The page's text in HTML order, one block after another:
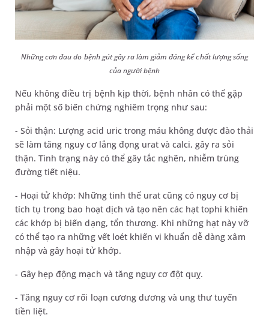
Những cơn đau do bệnh gút gây ra làm giảm đáng kể chất lượng sống
của người bệnh
Nếu không điều trị bệnh kịp thời, bệnh nhân có thể gặp
phải một số biến chứng nghiêm trọng như sau:
- Sỏi thận: Lượng acid uric trong máu không được đào thải
sẽ làm tăng nguy cơ lắng đọng urat và calci, gây ra sỏi
thận. Tình trạng này có thể gây tắc nghẽn, nhiễm trùng
đường tiết niệu.
- Hoại tử khớp: Những tinh thể urat cũng có nguy cơ bị
tích tụ trong bao hoạt dịch và tạo nên các hạt tophi khiến
các khớp bị biến dạng, tổn thương. Khi những hạt này vỡ
có thể tạo ra những vết loét khiến vi khuẩn dễ dàng xâm
nhập và gây hoại tử khớp.
- Gây hẹp động mạch và tăng nguy cơ đột quỵ.
- Tăng nguy cơ rối loạn cương dương và ung thư tuyến
tiền liệt.